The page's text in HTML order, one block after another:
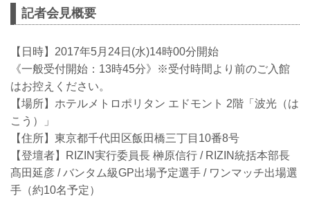
記者会見概要
【日時】2017年5月24日(水)14時00分開始
《一般受付開始：13時45分》※受付時間より前のご入館
はお控えください。
【場所】ホテルメトロポリタン エドモント 2階「波光（は
こう）」
【住所】東京都千代田区飯田橋三丁目10番8号
【登壇者】RIZIN実行委員長 榊原信行 / RIZIN統括本部長
髙田延彦 / バンタム級GP出場予定選手 / ワンマッチ出場選
手（約10名予定）